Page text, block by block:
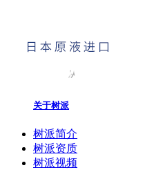
关于树派
树派简介
树派资质
树派视频